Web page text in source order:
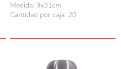
Medida: 9x31cm
Cantidad por caja: 20